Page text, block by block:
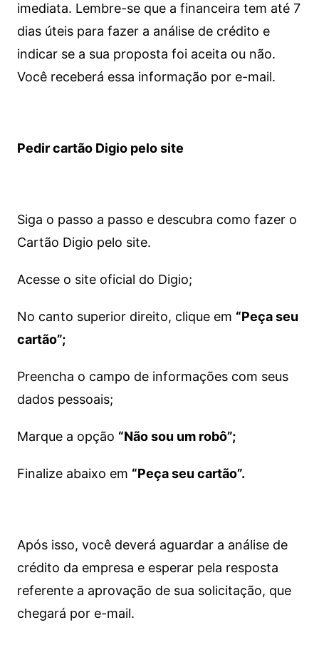
imediata. Lembre-se que a financeira tem até 7
dias úteis para fazer a análise de crédito e
indicar se a sua proposta foi aceita ou não.
Você receberá essa informação por e-mail.
Pedir cartão Digio pelo site
Siga o passo a passo e descubra como fazer o
Cartão Digio pelo site.
Acesse o site oficial do Digio;
No canto superior direito, clique em “Peça seu
cartão”;
Preencha o campo de informações com seus
dados pessoais;
Marque a opção “Não sou um robô”;
Finalize abaixo em “Peça seu cartão”.
Após isso, você deverá aguardar a análise de
crédito da empresa e esperar pela resposta
referente a aprovação de sua solicitação, que
chegará por e-mail.